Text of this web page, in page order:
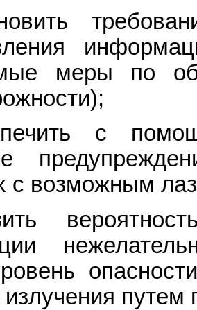
меры по
с
с возможным
излучения